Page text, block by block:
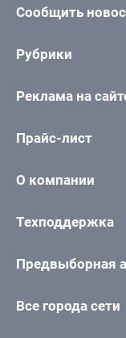
Сообщить
Рубрики
Реклама на
Прайс-лист
О компании
Техподдержка
Предвыборная
Все города сети